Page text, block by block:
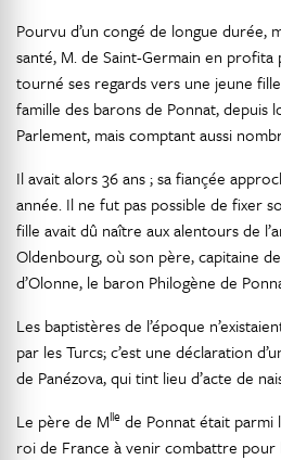
Pourvu d’un congé de longue durée,
santé, M. de Saint-Germain en
tourné ses regards vers une jeune
famille des barons de Ponnat, depuis
Parlement, mais comptant aussi
Il avait alors 36 ans ; sa fiançée
année. Il ne fut pas possible de fixer
fille avait dû naître aux alentours de
Oldenbourg, où son père, capitaine
d’Olonne, le baron Philogène de
Les baptistères de l’époque
par les Turcs; c’est une déclaration
de Panézova, qui tint lieu d’acte de
Le père de Mlle de Ponnat était parmi
roi de France à venir combattre pour